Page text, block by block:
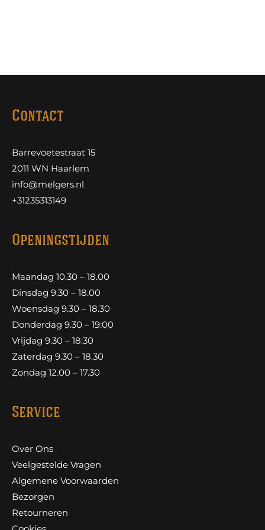
Contact
Barrevoetestraat 15
2011 WN Haarlem
info@melgers.nl
+31235313149
Openingstijden
Maandag 10.30 – 18.00
Dinsdag 9.30 – 18.00
Woensdag 9.30 – 18.30
Donderdag 9.30 – 19:00
Vrijdag 9.30 – 18:30
Zaterdag 9.30 – 18.30
Zondag 12.00 – 17.30
Service
Over Ons
Veelgestelde Vragen
Algemene Voorwaarden
Bezorgen
Retourneren